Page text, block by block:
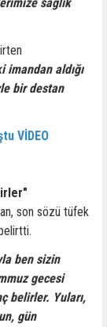
aldığı
bir destan
VİDEO
son sözü tüfek
ben sizin
gecesi
belirler. Yuları,
gün